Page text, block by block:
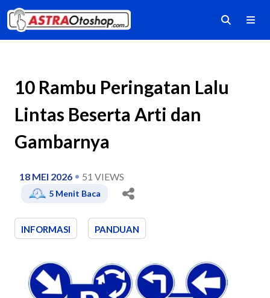
10 Rambu Peringatan Lalu
Lintas Beserta Arti dan
Gambarnya
18 MEI 2026 51 VIEWS
5 Menit Baca
INFORMASI PANDUAN